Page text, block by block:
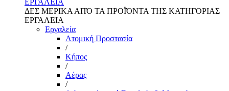
ΕΡΓΑΛΕΙΑ
ΔΕΣ ΜΕΡΙΚΑ ΑΠΌ ΤΑ ΠΡΟΪΌΝΤΑ ΤΗΣ ΚΑΤΗΓΟΡΙΑΣ
ΕΡΓΑΛΕΙΑ
Εργαλεία
Aτομική Προστασία
/
Kήπος
/
Αέρας
/